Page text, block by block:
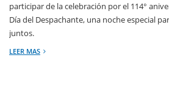
participar de la celebración por el 114°
Día del Despachante, una noche especial
juntos.
LEER MAS